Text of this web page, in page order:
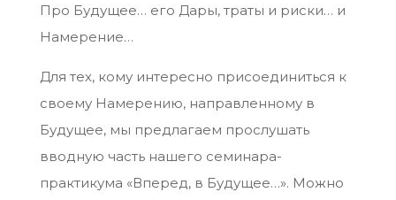
Про Будущее… его Дары, траты и риски… и
Намерение…
Для тех, кому интересно присоединиться к
своему Намерению, направленному в
Будущее, мы предлагаем прослушать
вводную часть нашего семинара-
практикума «Вперед, в Будущее…». Можно